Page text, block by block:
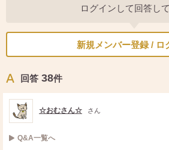
ログインして回答し
新規メンバー登録 / ロ
回答 38件
☆おむさん☆ さん
Q&A一覧へ